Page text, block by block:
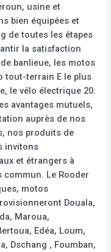
usine et
bien équipées et
de toutes les étapes
la satisfaction
banlieue, les motos
tout-terrain E le plus
le vélo électrique 20.
avantages mutuels,
auprès de nos
nos produits de
invitons
et étrangers à
Le Rooder
motos
Douala,
Maroua,
Edéa, Loum,
Dschang , Foumban,